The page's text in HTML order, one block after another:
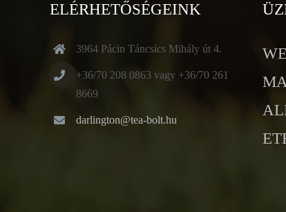
ELÉRHETŐSÉGEINK
3964 Pácin Táncsics Mihály út 4.
+36/70 208 0863 vagy +36/70 261
8669
darlington@tea-bolt.hu